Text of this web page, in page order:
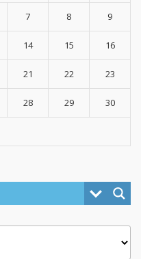
7 8 9
14 15 16
21 22 23
28 29 30